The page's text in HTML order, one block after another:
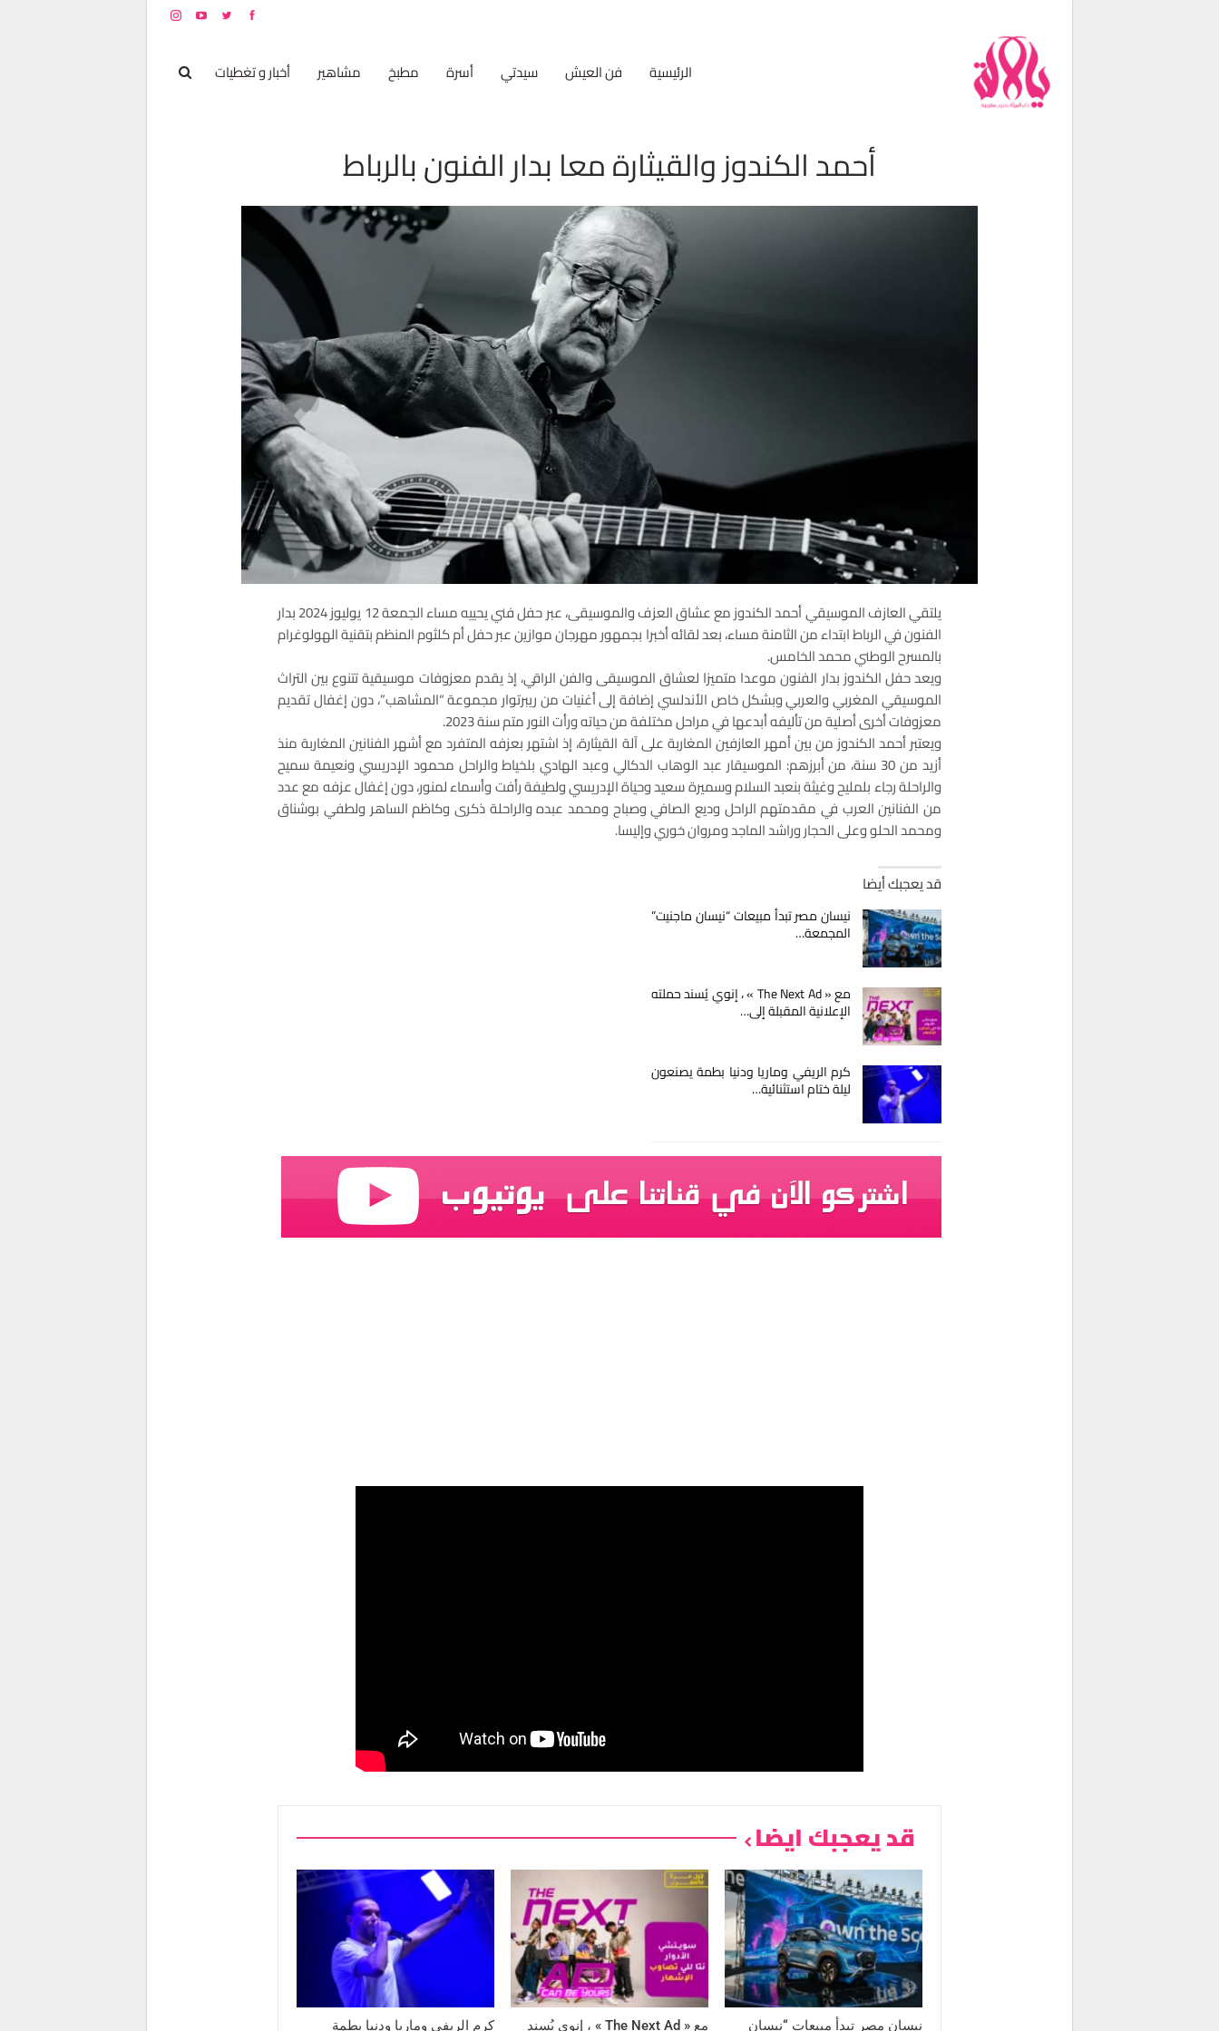
الرئيسية فن العيش سيدتي أسرة مطبخ مشاهير أخبار و تغطيات
أحمد الكندوز والقيثارة معا بدار الفنون بالرباط
يلتقي العازف الموسيقي أحمد الكندوز مع عشاق العزف والموسيقى، عبر حفل فني يحييه مساء الجمعة 12 يوليوز 2024 بدار
الفنون في الرباط ابتداء من الثامنة مساء، بعد لقائه أخبرا بجمهور مهرجان موازين عبر حفل أم كلثوم المنظم بتقنية الهولوغرام
بالمسرح الوطني محمد الخامس.
ويعد حفل الكندوز بدار الفنون موعدا متميزا لعشاق الموسيقى والفن الراقي، إذ يقدم معزوفات موسيقية تتنوع بين التراث
الموسيقي المغربي والعربي وبشكل خاص الأندلسي إضافة إلى أغنيات من ريبرتوار مجموعة “المشاهب”، دون إغفال تقديم
معزوفات أخرى أصلية من تأليفه أبدعها في مراحل مختلفة من حياته ورأت النور متم سنة 2023.
ويعتبر أحمد الكندوز من بين أمهر العازفين المغاربة على آلة القيثارة، إذ اشتهر بعزفه المتفرد مع أشهر الفنانين المغاربة منذ
أزيد من 30 سنة، من أبرزهم: الموسيقار عبد الوهاب الدكالي وعبد الهادي بلخياط والراحل محمود الإدريسي ونعيمة سميح
والراحلة رجاء بلمليح وغيثة بنعبد السلام وسميرة سعيد وحياة الإدريسي ولطيفة رأفت وأسماء لمنور، دون إغفال عزفه مع عدد
من الفنانين العرب في مقدمتهم الراحل وديع الصافي وصباح ومحمد عبده والراحلة ذكرى وكاظم الساهر ولطفي بوشناق
ومحمد الحلو وعلى الحجار وراشد الماجد ومروان خوري وإليسا.
قد يعجبك أيضا
نيسان مصر تبدأ مبيعات “نيسان ماجنيت”
المجمعة…
مع « The Next Ad » ، إنوي يُسند حملته
الإعلانية المقبلة إلى…
كرم الريفي وماريا ودنيا بطمة يصنعون
ليلة ختام استثنائية…
قد يعجبك ايضا
نيسان مصر تبدأ مبيعات “نيسان مع « The Next Ad » ، إنوي يُسند كرم الريفي وماريا ودنيا بطمة